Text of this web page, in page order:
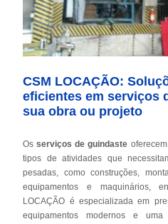
CSM LOCAÇÃO:
eficientes em serviços
sua obra ou projeto
Osserviços de guindaste
tipos de atividades que
pesadas, como construções,
equipamentos e maquinários,
LOCAÇÃO é especializada em
equipamentos modernos e uma